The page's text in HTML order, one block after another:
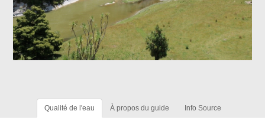
Qualité de l'eau À propos du guide Info Source